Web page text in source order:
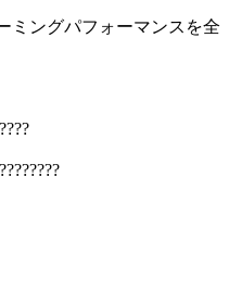
ミングパフォーマンスを全